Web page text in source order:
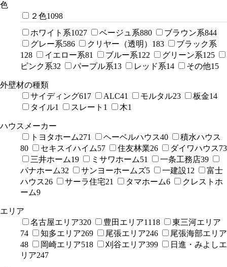
色
２色1098
ホワイト系1027 ベージュ系880 ブラウン系844
グレー系586 クリヤー（透明） 183
ブラック系
128
イエロー系81 ブルー系122 グリーン系125
ピンク系32 パープル系13 レッド系14 その他15
外壁材の種類
サイディング617 ALC41 モルタル23 板金14
タイル1 スレート 1 木1
ハウスメーカー
トヨタホーム271 ヘーベルハウス40
積水ハウス
80
セキスイハイム57 住友林業26 ダイワハウス73
三井ホーム19 ミサワホーム51 一条工務店39
パナホーム32 サンヨーホームズ5 一建設12
富士
ハウス26 サーラ住宅21 タマホーム6
クレストホ
ーム9
エリア
名古屋エリア320 豊田エリア1118
東三河エリア
74
知多エリア269 尾張エリア246
尾張海部エリア
48
岡崎エリア518 刈谷エリア399
日進・みよしエ
リア247